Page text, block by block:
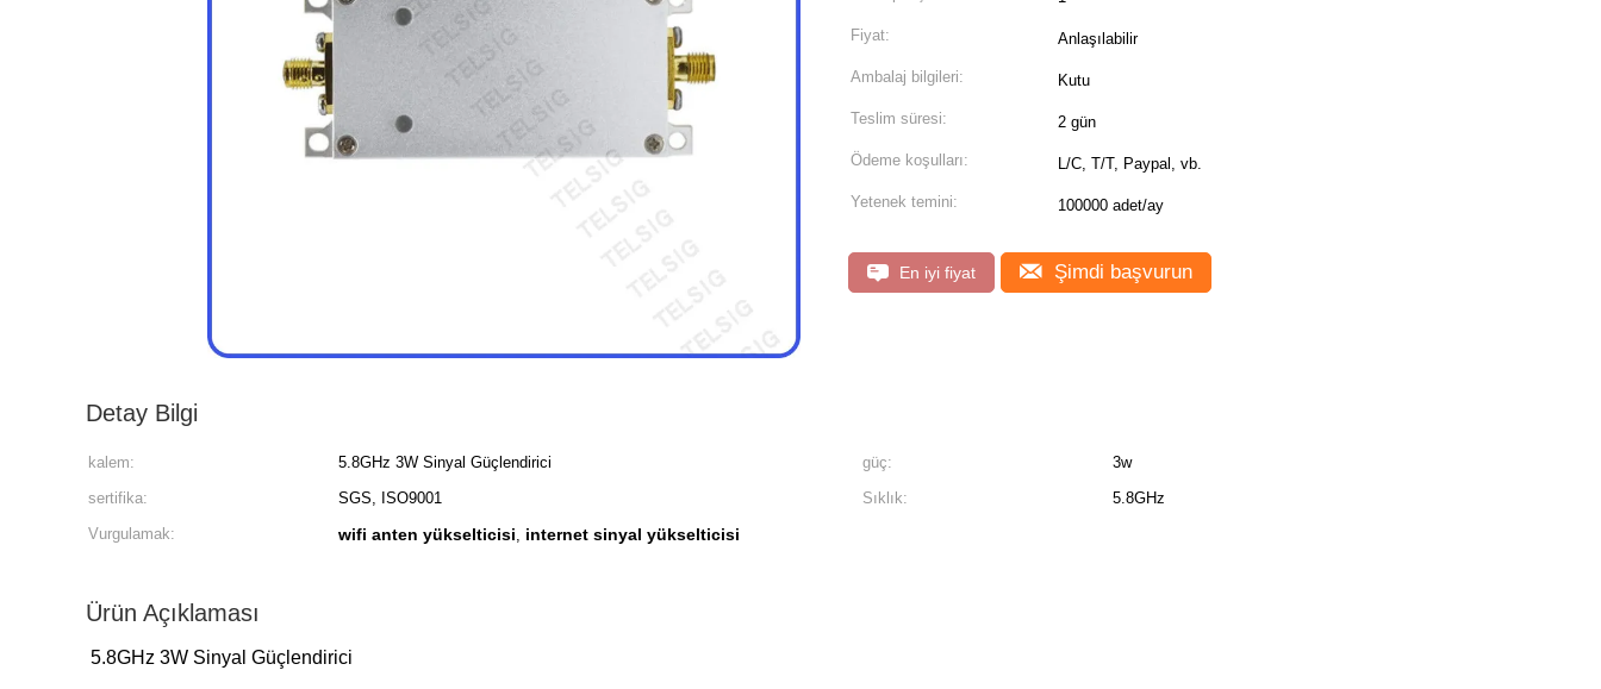
Fiyat: Anlaşılabilir
Ambalaj bilgileri: Kutu
Teslim süresi: 2 gün
Ödeme koşulları: L/C, T/T, Paypal, vb.
Yetenek temini: 100000 adet/ay
En iyi fiyat Şimdi başvurun
Detay Bilgi
kalem: 5.8GHz 3W Sinyal Güçlendirici güç:
3w
sertifika:
SGS, ISO9001 Sıklık:
5.8GHz
Vurgulamak:
wifi anten yükselticisi, internet sinyal yükselticisi
Ürün Açıklaması
5.8GHz 3W Sinyal Güçlendirici